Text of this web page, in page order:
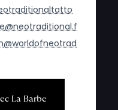
@neotraditional.f
@worldofneotrad
ec La Barbe